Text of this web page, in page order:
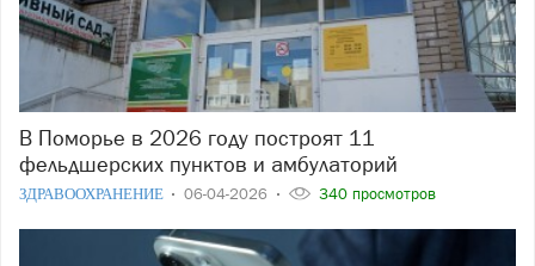
В Поморье в 2026 году построят 11
фельдшерских пунктов и амбулаторий
ЗДРАВООХРАНЕНИЕ 06-04-2026 340 просмотров